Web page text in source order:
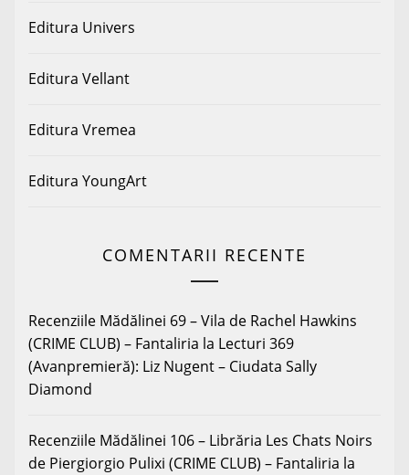
Editura Univers
Editura Vellant
Editura Vremea
Editura YoungArt
COMENTARII RECENTE
Recenziile Mădălinei 69 – Vila de Rachel Hawkins
(CRIME CLUB) – Fantaliria la Lecturi 369
(Avanpremieră): Liz Nugent – Ciudata Sally
Diamond
Recenziile Mădălinei 106 – Librăria Les Chats Noirs
de Piergiorgio Pulixi (CRIME CLUB) – Fantaliria la